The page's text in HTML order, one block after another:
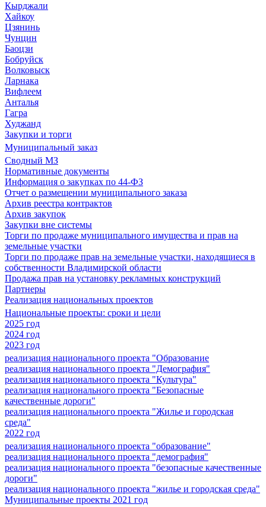
Кырджали
Хайкоу
Цзянинь
Чунцин
Баоцзи
Бобруйск
Волковыск
Ларнака
Вифлеем
Анталья
Гагра
Худжанд
Закупки и торги
Муниципальный заказ
Сводный МЗ
Нормативные документы
Информация о закупках по 44-ФЗ
Отчет о размещении муниципального заказа
Архив реестра контрактов
Архив закупок
Закупки вне системы
Торги по продаже муниципального имущества и прав на
земельные участки
Торги по продаже прав на земельные участки, находящиеся в
собственности Владимирской области
Продажа прав на установку рекламных конструкций
Партнеры
Реализация национальных проектов
Национальные проекты: сроки и цели
2025 год
2024 год
2023 год
реализация национального проекта "Образование
реализация национального проекта "Демография"
реализация национального проекта "Культура"
реализация национального проекта "Безопасные
качественные дороги"
реализация национального проекта "Жилье и городская
среда"
2022 год
реализация национального проекта "образование"
реализация национального проекта "демография"
реализация национального проекта "безопасные качественные
дороги"
реализация национального проекта "жилье и городская среда"
Муниципальные проекты 2021 год